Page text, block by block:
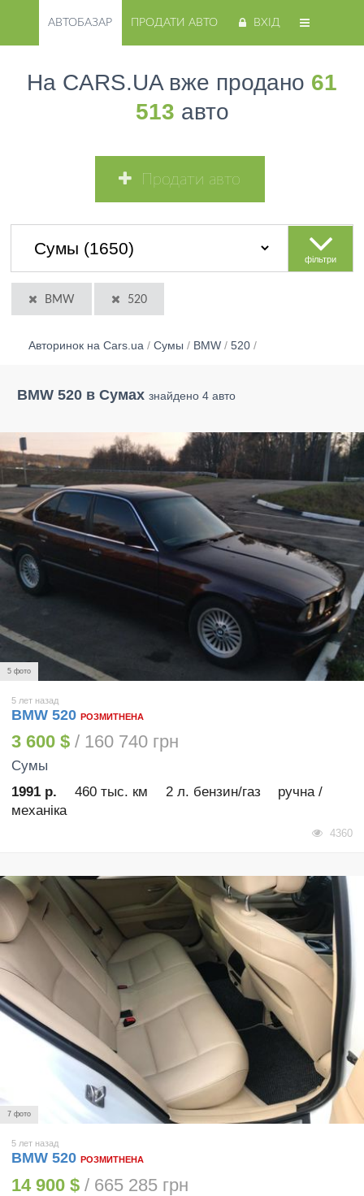
АВТОБАЗАР ПРОДАТИ АВТО ВХІД
На CARS.UA вже продано 61
513 авто
Продати авто
фільтри
BMW 520
Авторинок на Cars.ua / Сумы / BMW / 520 /
BMW 520 в Сумах знайдено 4 авто
5 фото
5 лет назад
BMW 520 РОЗМИТНЕНА
3 600 $ / 160 740 грн
Сумы
1991 р.
460 тыс. км 2 л. бензин/газ
ручна /
механіка
4360
7 фото
5 лет назад
BMW 520 РОЗМИТНЕНА
14 900 $ / 665 285 грн